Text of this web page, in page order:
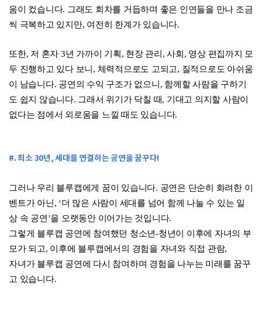
움이 컸습니다. 그래도 회차를 거듭하며 좋은 인연들을 만나 조금
씩 극복하고 있지만, 여전히 한계가 있습니다.
또한, 저 혼자 3년 가까이 기획, 현장 관리, 사회, 영상 편집까지 모
두 진행하고 있다 보니, 체력적으로도 고되고, 질적으로도 아쉬움
이 남습니다. 공연의 수익 구조가 없으니, 함께할 사람을 구하기
도 쉽지 않습니다. 그래서 위기가 닥칠 때, 기대고 의지할 사람이
없다는 점에서 외로움을 느낄 때도 있습니다.
#. 최소 30년, 세대를 연결하는 공연을 꿈꾸다!
그러나 우리 블루캡에게 꿈이 있습니다. 공연은 단순히 화려한 이
벤트가 아닌, ‘더 많은 사람이 세대를 넘어 함께 나눌 수 있는 일
상 속 공연’을 오랫동안 이어가는 것입니다.
그렇게 블루캡 공연에 참여했던 청소년-청년이 이후에 자녀의 부
모가 되고, 이후에 블루캡에서의 경험을 자녀와 직접 관람,
자녀가 블루캡 공연에 다시 참여하며 경험을 나누는 미래를 꿈꾸
고 있습니다.